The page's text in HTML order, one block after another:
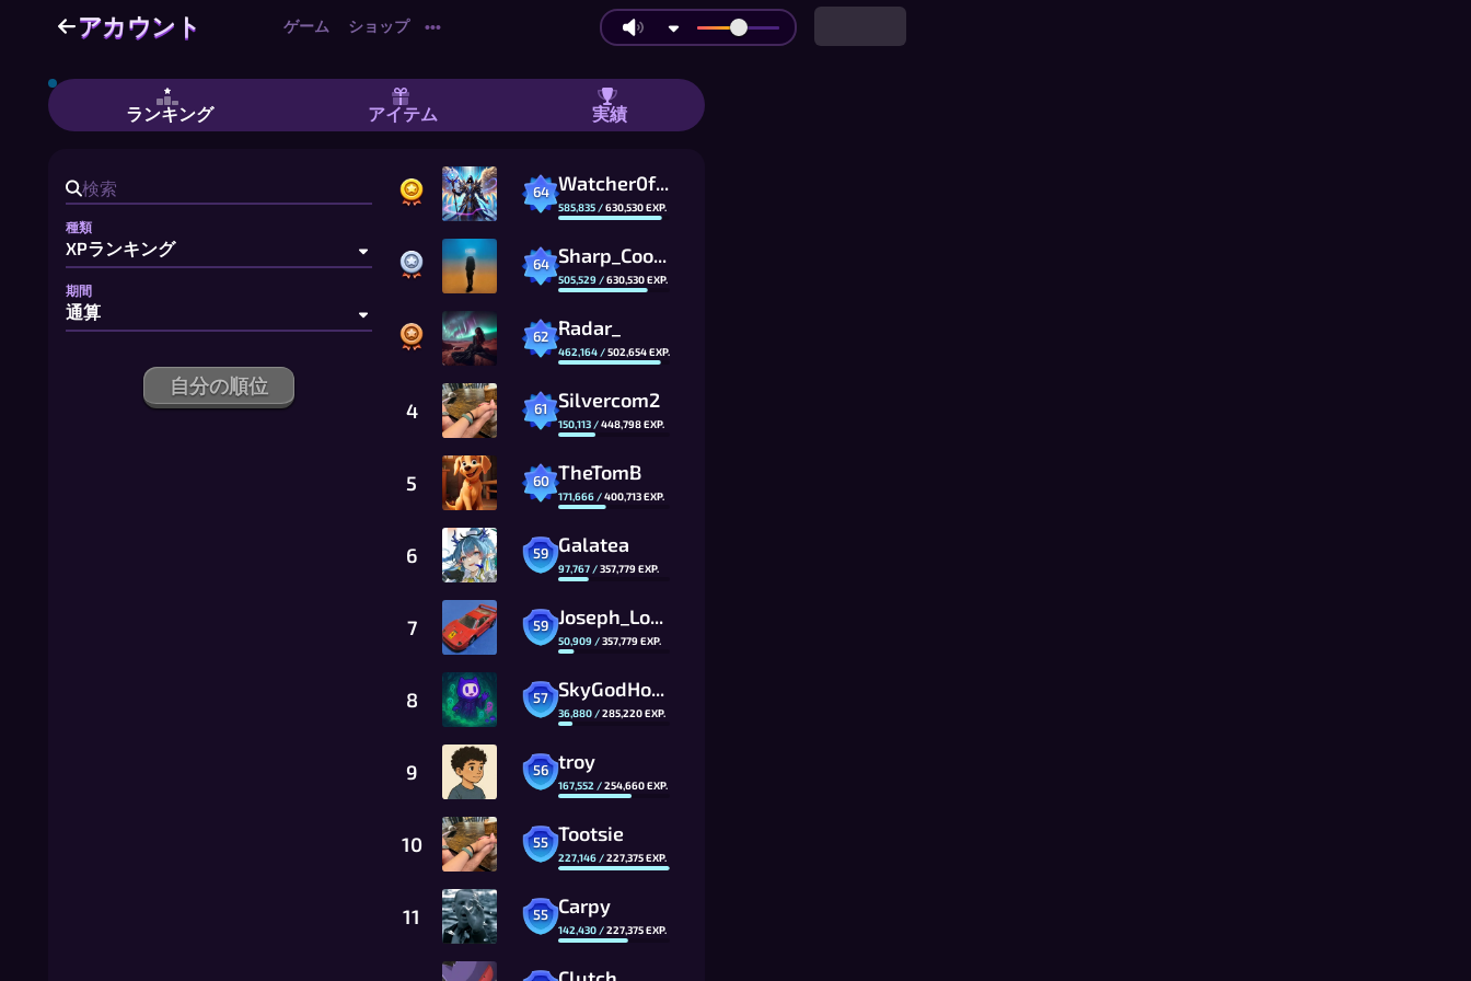
アカウント
アカウント ゲーム ショップ •••
アカウント | ランキング
ランキング アイテム 実績
種類
期間
自分の順位
64 Watcher0ftheSealsVTOMCAT
585,835 /630,530EXP.
64 Sharp_Cookie
505,529 /630,530EXP.
62 Radar_
462,164 /502,654EXP.
4 61 Silvercom2
150,113 /448,798EXP.
5 60 TheTomB
171,666 /400,713EXP.
6 59 Galatea
97,767 /357,779EXP.
7 59 Joseph_Louis
50,909 /357,779EXP.
8 57 SkyGodHo0L_CG
36,880 /285,220EXP.
9 56 troy
167,552 /254,660EXP.
10 55 Tootsie
227,146 /227,375EXP.
11 55 Carpy
142,430 /227,375EXP.